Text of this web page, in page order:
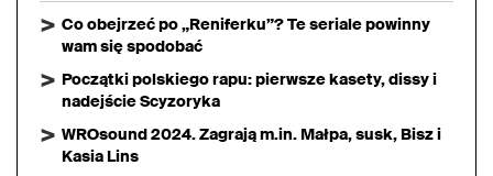
Co obejrzeć po „Reniferku”? Te seriale powinny
wam się spodobać
Początki polskiego rapu: pierwsze kasety, dissy i
nadejście Scyzoryka
WROsound 2024. Zagrają m.in. Małpa, susk, Bisz i
Kasia Lins